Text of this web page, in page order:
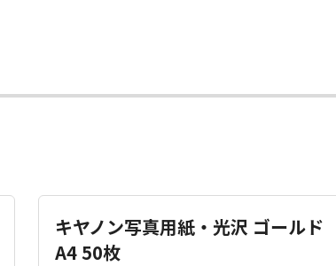
キヤノン写真用紙・光沢 ゴールド
A4 50枚